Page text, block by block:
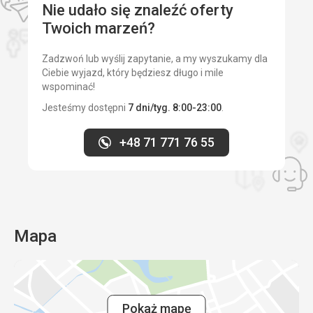
Ta recenzja została automatycznie przetłumaczona za
pomocą Google Translate
Nie udało się znaleźć oferty
Twoich marzeń?
Zadzwoń lub wyślij zapytanie, a my wyszukamy dla
Ciebie wyjazd, który będziesz długo i mile
wspominać!
Jesteśmy dostępni 7 dni/tyg. 8:00-23:00
+48 71 771 76 55
Mapa
Pokaż mapę